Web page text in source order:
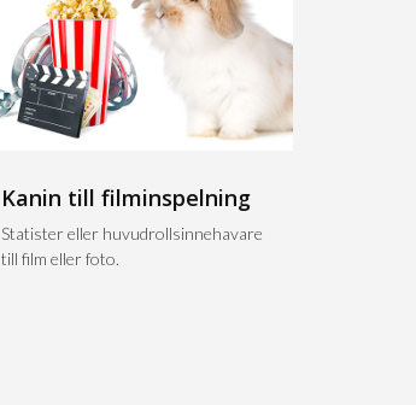
Kanin till filminspelning
Statister eller huvudrollsinnehavare
till film eller foto.